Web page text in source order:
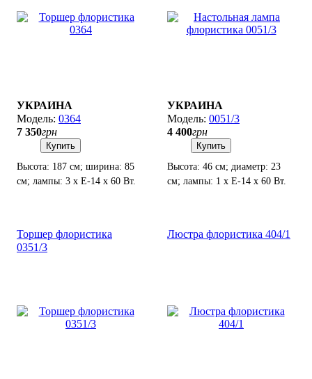
УКРАИНА
0364
7 350грн
Купить
Высота: 187 см; ширина: 85
см; лампы: 3 х Е-14 х 60 Вт.
УКРАИНА
0051/3
4 400грн
Купить
Высота: 46 см; диаметр: 23
см; лампы: 1 х Е-14 х 60 Вт.
Торшер флористика
0351/3
Люстра флористика 404/1